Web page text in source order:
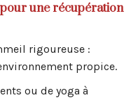
une récupération
rigoureuse :
propice.
ou de yoga à